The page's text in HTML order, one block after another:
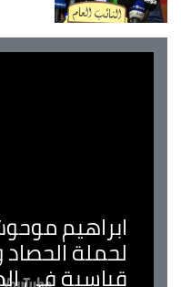
ابراهيم
لحملة الحصاد
قياسية في